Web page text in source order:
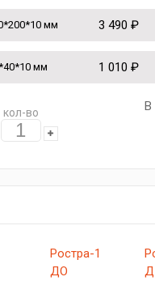
мм 3 490 ₽
мм 1 010 ₽
кол-во В
Ростра-1
ДО